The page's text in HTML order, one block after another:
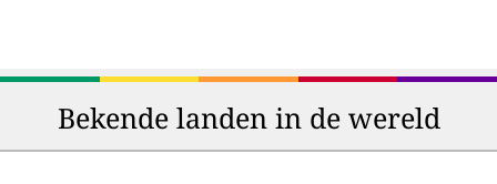
Bekende landen in de wereld